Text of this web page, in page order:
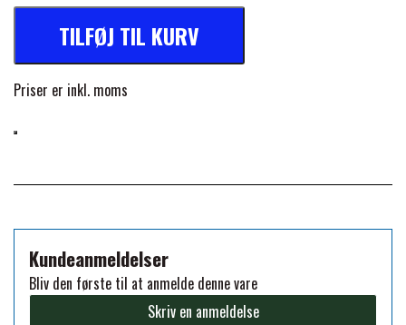
PREMIER EQUINE KØLETERAPI
PREMIER EQUINE GROOMING & STALD
LIKIT
NAF
PREMIER EQUINE
TILFØJ TIL KURV
Priser er inkl. moms
Kundeanmeldelser
Bliv den første til at anmelde denne vare
Skriv en anmeldelse